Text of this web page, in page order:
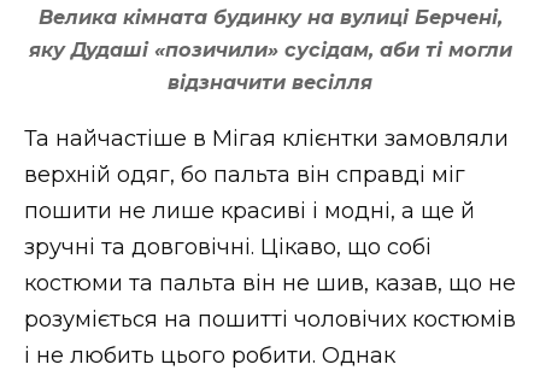
Велика кімната будинку на вулиці Берчені,
яку Дудаші «позичили» сусідам, аби ті могли
відзначити весілля
Та найчастіше в Мігая клієнтки замовляли
верхній одяг, бо пальта він справді міг
пошити не лише красиві і модні, а ще й
зручні та довговічні. Цікаво, що собі
костюми та пальта він не шив, казав, що не
розуміється на пошитті чоловічих костюмів
і не любить цього робити. Однак